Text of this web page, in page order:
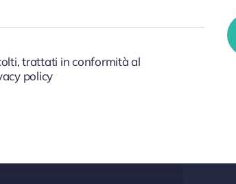
trattati in conformità al
policy